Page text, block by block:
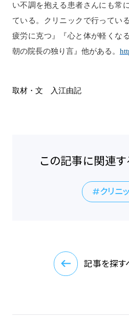
い不調を抱える患者さんにも常
ている。クリニックで行ってい
疲労に克つ』『心と体が軽くな
朝の院長の独り言』他がある。
取材・文 入江由記
この記事に関連
クリニ
記事を探す